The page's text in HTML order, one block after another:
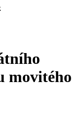
movitého